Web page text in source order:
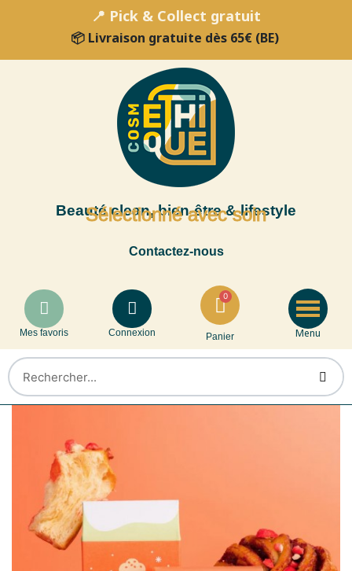
📍 Pick & Collect gratuit
📦 Livraison gratuite dès 65€ (BE)
Beauté clean, bien-être & lifestyle
Sélectionné avec soin
Contactez-nous
Mes favoris Connexion Panier Menu